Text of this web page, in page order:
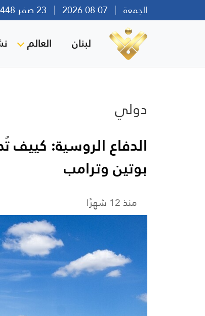
الجمعة
لبنان العالم
دولي
الدفاع الروسية:
بوتين وترامب
منذ 12 شهرًا